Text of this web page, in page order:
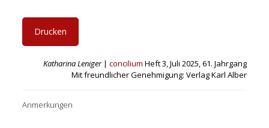
Drucken
Katharina Leniger |concilium Heft 3, Juli 2025, 61. Jahrgang
Mit freundlicher Genehmigung: Verlag Karl Alber
Anmerkungen